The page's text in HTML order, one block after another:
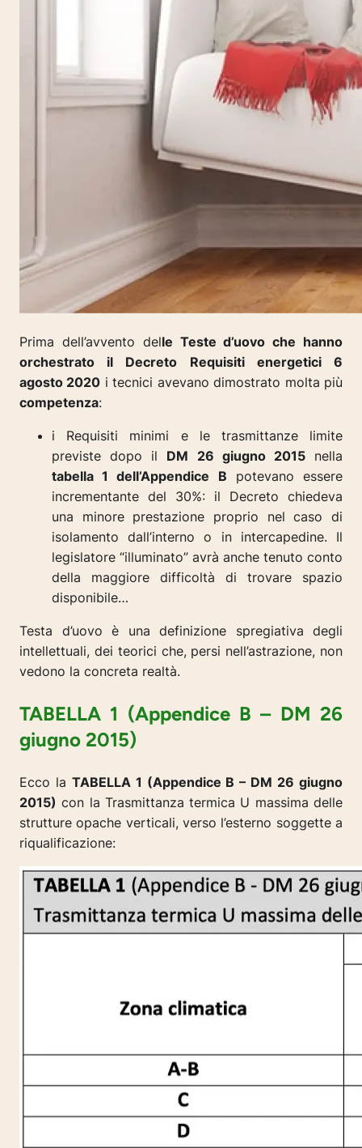
Prima dell’avvento delle Teste d’uovo che hanno
orchestrato il Decreto Requisiti energetici 6
agosto 2020 i tecnici avevano dimostrato molta più
competenza:
i Requisiti minimi e le trasmittanze limite
previste dopo il DM 26 giugno 2015nella
tabella 1 dell’Appendice B potevano essere
incrementante del 30%: il Decreto chiedeva
una minore prestazione proprio nel caso di
isolamento dall’interno o in intercapedine. Il
legislatore “illuminato” avrà anche tenuto conto
della maggiore difficoltà di trovare spazio
disponibile…
Testa d’uovo è una definizione spregiativa degli
intellettuali, dei teorici che, persi nell’astrazione, non
vedono la concreta realtà.
TABELLA 1 (Appendice B – DM 26
giugno 2015)
Ecco la TABELLA 1 (Appendice B – DM 26 giugno
2015) con la Trasmittanza termica U massima delle
strutture opache verticali, verso l’esterno soggette a
riqualificazione: